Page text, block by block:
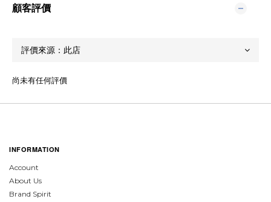
顧客評價
尚未有任何評價
INFORMATION
Account
About Us
Brand Spirit